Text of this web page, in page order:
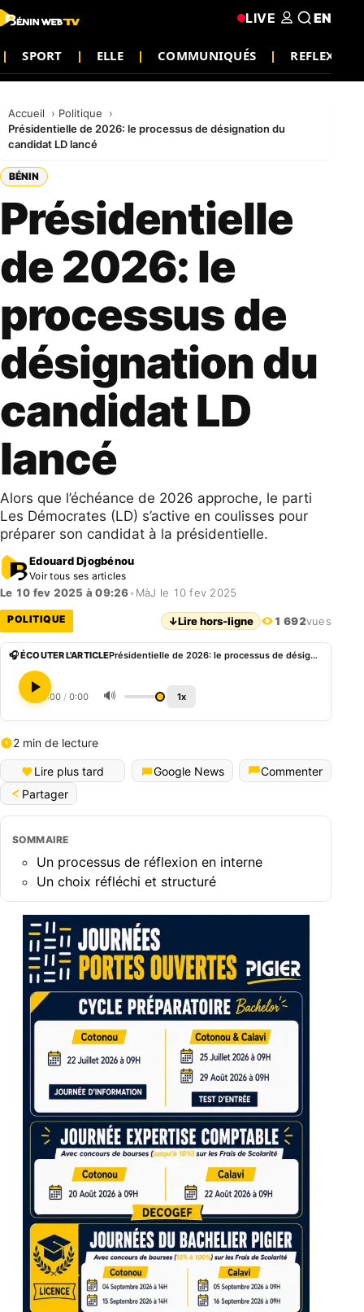
SPORT ELLE COMMUNIQUÉS REFLEXION
LIVE EN
Accueil
Politique
Présidentielle de 2026: le processus de désignation du
candidat LD lancé
BÉNIN
Présidentielle
de 2026: le
processus de
désignation du
candidat LD
lancé
Alors que l’échéance de 2026 approche, le parti
Les Démocrates (LD) s’active en coulisses pour
préparer son candidat à la présidentielle.
Edouard Djogbénou
Voir tous ses articles
Le 10 fev 2025 à 09:26• MàJ le 10 fev 2025
POLITIQUE ↓Lire hors-ligne 1 692vues
🎧 ÉCOUTER L'ARTICLE Présidentielle de 2026: le processus de désignation du candidat LD lancé
0:00 / 0:00 🔊 1x
2 min de lecture
Lire plus tard Google News
Commenter
Partager
SOMMAIRE
Un processus de réflexion en interne
Un choix réfléchi et structuré